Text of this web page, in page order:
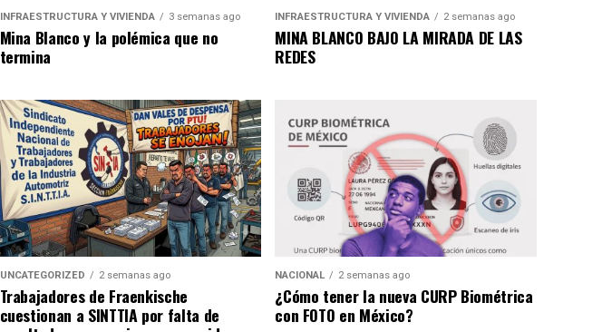
INFRAESTRUCTURA Y VIVIENDA 3 semanas ago
Mina Blanco y la polémica que no
termina
INFRAESTRUCTURA Y VIVIENDA 2 semanas ago
MINA BLANCO BAJO LA MIRADA DE LAS
REDES
UNCATEGORIZED 2 semanas ago
Trabajadores de Fraenkische
cuestionan a SINTTIA por falta de
NACIONAL 2 semanas ago
¿Cómo tener la nueva CURP Biométrica
con FOTO en México?